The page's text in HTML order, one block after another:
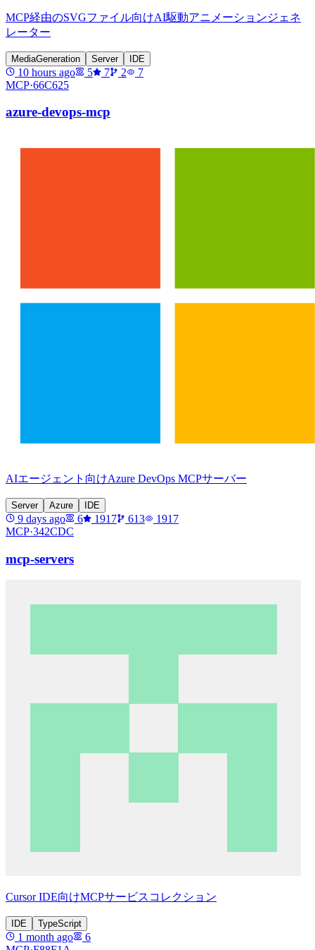
MCP経由のSVGファイル向けAI駆動アニメーションジェネ
レーター
MediaGeneration Server IDE
10 hours ago 5 7 2
7
MCP·66C625
azure-devops-mcp
AIエージェント向けAzure DevOps MCPサーバー
Server Azure IDE
9 days ago 6 1917 613
1917
MCP·342CDC
mcp-servers
Cursor IDE向けMCPサービスコレクション
IDE TypeScript
1 month ago
6